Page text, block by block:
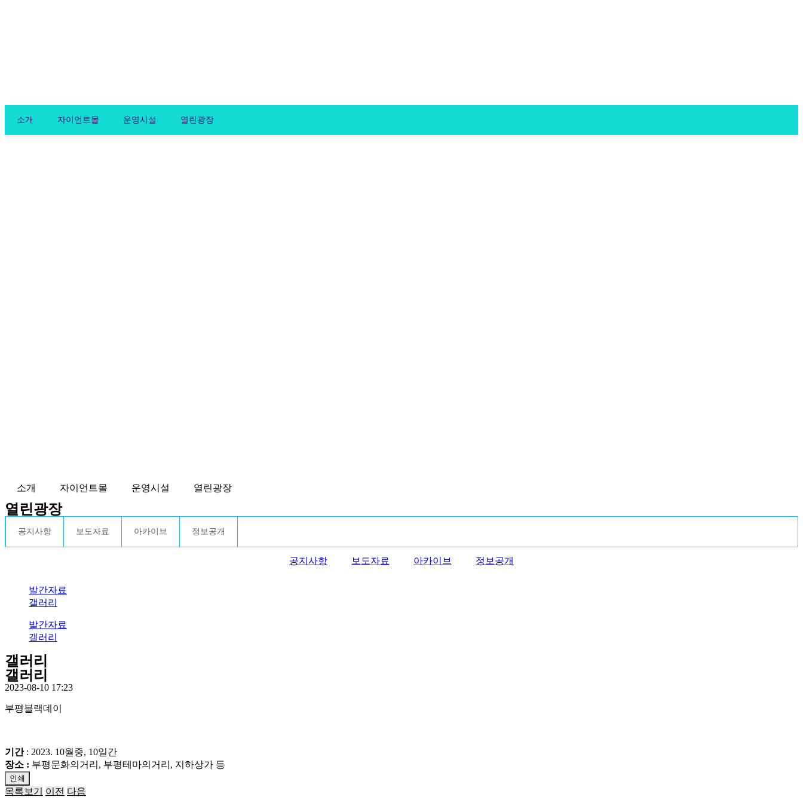
소개 자이언트몰 운영시설 열린광장
소개 자이언트몰 운영시설 열린광장
열린광장
공지사항 보도자료 아카이브 정보공개
공지사항 보도자료 아카이브 정보공개
발간자료
갤러리
발간자료
갤러리
갤러리
갤러리
2023-08-10 17:23
부평블랙데이
기간: 2023. 10월중, 10일간
장소 : 부평문화의거리, 부평테마의거리, 지하상가 등
인쇄
목록보기 이전 다음